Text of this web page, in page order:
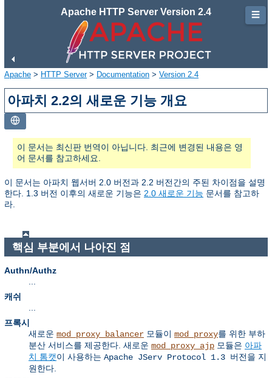
Apache HTTP Server Version 2.4
Apache > HTTP Server> Documentation > Version 2.4
아파치 2.2의 새로운 기능 개요
이 문서는 최신판 번역이 아닙니다. 최근에 변경된 내용은 영
어 문서를 참고하세요.
이 문서는 아파치 웹서버 2.0 버전과 2.2 버전간의 주된 차이점을 설명
한다. 1.3 버전 이후의 새로운 기능은 2.0 새로운 기능 문서를 참고하
라.
핵심 부분에서 나아진 점
Authn/Authz
캐쉬
프록시
새로운 mod_proxy_balancer 모듈이 mod_proxy를 위한 부하
분산 서비스를 제공한다. 새로운 mod_proxy_ajp 모듈은 아파
치 톰캣이 사용하는 Apache JServ Protocol 1.3 버전을 지
원한다.
☰